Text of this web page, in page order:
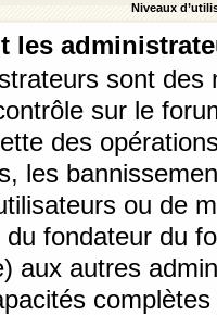
Niveaux
les
sont
sur le
des
les
ou de
fondateur du
aux autres